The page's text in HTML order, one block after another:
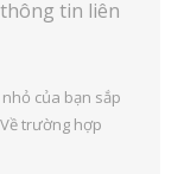
tin liên
của bạn sắp
trường hợp